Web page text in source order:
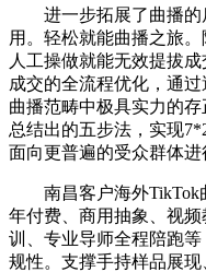
进一步拓展了曲播的
用。轻松就能曲播之旅
人工操做就能无效提拔
成交的全流程优化，通
曲播范畴中极具实力的
总结出的五步法，实现
面向更普遍的受众群体进
南昌客户海外TikTok
年付费、商用抽象、视
训、专业导师全程陪跑
规性。支撑手持样品展